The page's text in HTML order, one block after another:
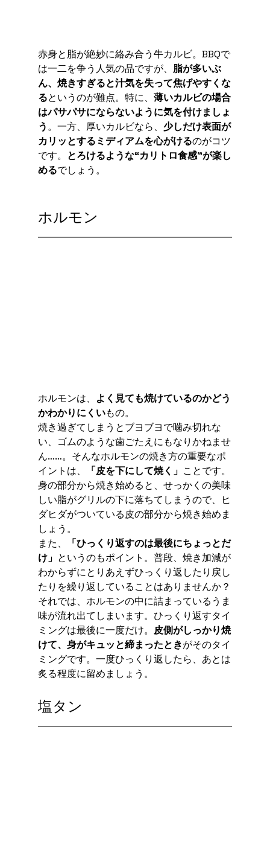
赤身と脂が絶妙に絡み合う牛カルビ。BBQで
は一二を争う人気の品ですが、 脂が多いぶ
ん、焼きすぎると汁気を失って焦げやすくな
るというのが難点。特に、 薄いカルビの場合
はパサパサにならないように気を付けましょ
う。一方、厚いカルビなら、 少しだけ表面が
カリッとするミディアムを心がけるのがコツ
です。
とろけるような“カリトロ食感”が楽し
めるでしょう。
ホルモン
ホルモンは、
よく見ても焼けているのかどう
かわかりにくいもの。
焼き過ぎてしまうとブヨブヨで噛み切れな
い、ゴムのような歯ごたえにもなりかねませ
ん……。そんなホルモンの焼き方の重要なポ
イントは、
「皮を下にして焼く」 ことです。
身の部分から焼き始めると、せっかくの美味
しい脂がグリルの下に落ちてしまうので、ヒ
ダヒダがついている皮の部分から焼き始めま
しょう。
また、
「ひっくり返すのは最後にちょっとだ
け」 というのもポイント。普段、焼き加減が
わからずにとりあえずひっくり返したり戻し
たりを繰り返していることはありませんか？
それでは、ホルモンの中に詰まっているうま
味が流れ出てしまいます。ひっくり返すタイ
ミングは最後に一度だけ。 皮側がしっかり焼
けて、身がキュッと締まったときがそのタイ
ミングです。一度ひっくり返したら、あとは
炙る程度に留めましょう。
塩タン